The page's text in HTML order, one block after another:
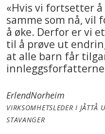
«Hvis vi fortsetter
samme som nå, vil
å øke. Derfor er vi
til å prøve ut
at alle barn får
ErlendNorheim
VIRKSOMHETSLEDER I JÅTTÅ
STAVANGER